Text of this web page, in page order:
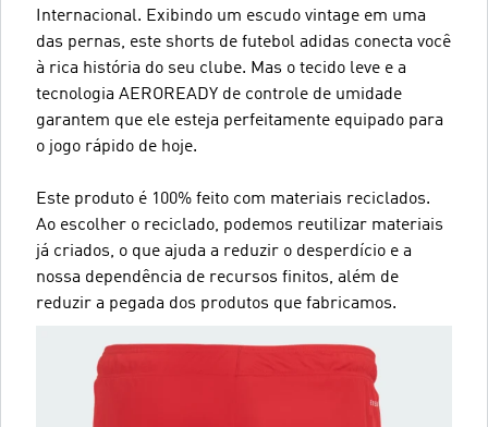
Internacional. Exibindo um escudo vintage em uma
das pernas, este shorts de futebol adidas conecta você
à rica história do seu clube. Mas o tecido leve e a
tecnologia AEROREADY de controle de umidade
garantem que ele esteja perfeitamente equipado para
o jogo rápido de hoje.
Este produto é 100% feito com materiais reciclados.
Ao escolher o reciclado, podemos reutilizar materiais
já criados, o que ajuda a reduzir o desperdício e a
nossa dependência de recursos finitos, além de
reduzir a pegada dos produtos que fabricamos.